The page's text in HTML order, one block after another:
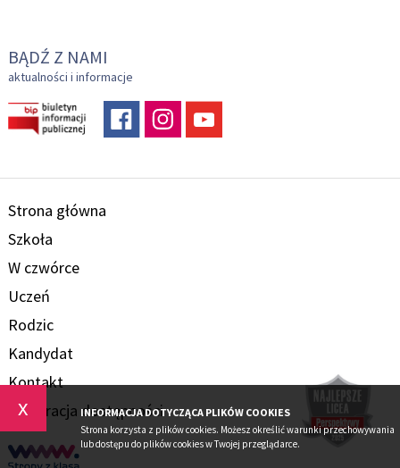
x INFORMACJA DOTYCZĄCA PLIKÓW COOKIES
Strona korzysta z plików cookies. Możesz określić warunki przechowywania
lub dostępu do plików cookies w Twojej przeglądarce.
BĄDŹ Z NAMI
aktualności i informacje
Strona główna
Szkoła
W czwórce
Uczeń
Rodzic
Kandydat
Kontakt
Deklaracja dostępności